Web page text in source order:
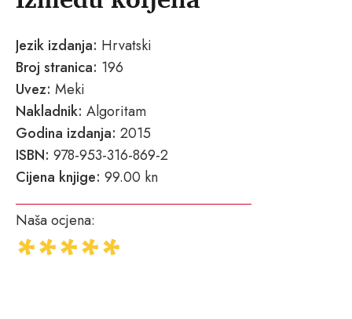
Jezik izdanja: Hrvatski
Broj stranica: 196
Uvez: Meki
Nakladnik: Algoritam
Godina izdanja: 2015
ISBN: 978-953-316-869-2
Cijena knjige: 99.00 kn
Naša ocjena: